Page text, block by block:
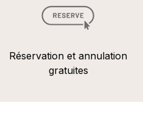
Réservation et annulation
gratuites